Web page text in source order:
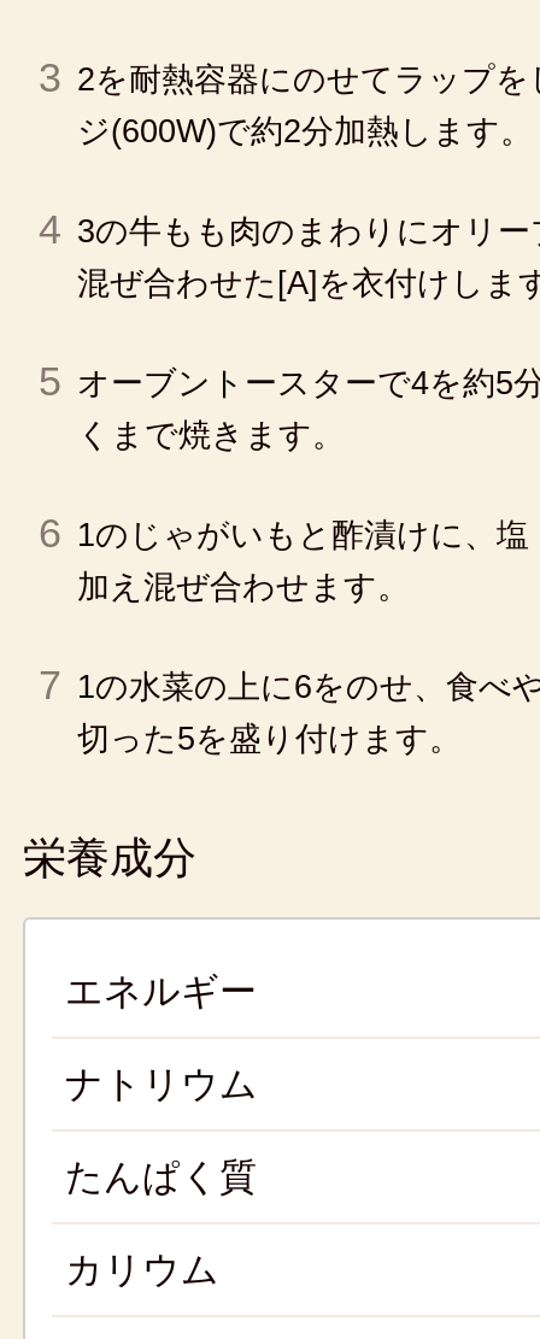
3 2を耐熱容器にのせてラップを
ジ(600W)で約2分加熱します。
4 3の牛もも肉のまわりにオリ
混ぜ合わせた[A]を衣付けしま
5 オーブントースターで4を約5
くまで焼きます。
6 1のじゃがいもと酢漬けに、
加え混ぜ合わせます。
7 1の水菜の上に6をのせ、食べ
切った5を盛り付けます。
栄養成分
エネルギー
ナトリウム
たんぱく質
カリウム